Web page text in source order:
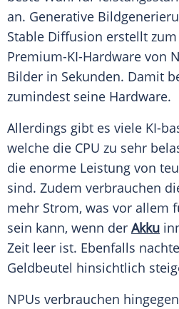
an. Generative
Stable Diffusion erstellt
Premium-KI-Hardware von
Bilder in Sekunden. Damit
zumindest seine Hardware.
Allerdings gibt es viele KI-
welche die CPU zu sehr
die enorme Leistung von
sind. Zudem verbrauchen
mehr Strom, was vor allem
sein kann, wenn der Akku
Zeit leer ist. Ebenfalls
Geldbeutel hinsichtlich
NPUs verbrauchen